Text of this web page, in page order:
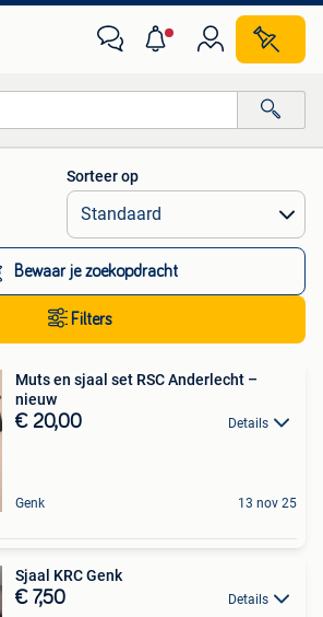
Alle afstanden…
Sorteer op
Bewaar je zoekopdracht
Filters
Muts en sjaal set RSC Anderlecht –
nieuw
€ 20,00 Details
Genk 13 nov 25
Sjaal KRC Genk
€ 7,50 Details